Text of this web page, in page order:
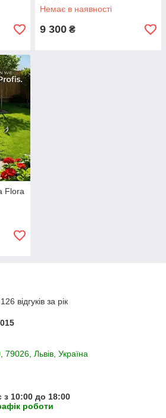
Немає в наявності
9 300 ₴
Flora
відгуків за рік
Львів, Україна
з 10:00 до 18:00
роботи